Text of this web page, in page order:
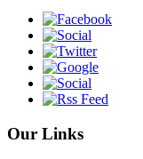
Our Links